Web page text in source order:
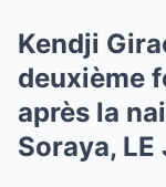
Kendji
deuxième
après la
Soraya, LE